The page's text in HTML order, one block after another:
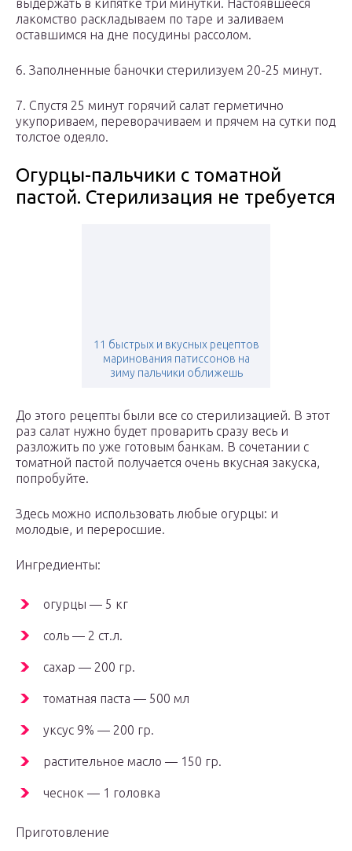
выдержать в кипятке три минутки. Настоявшееся
лакомство раскладываем по таре и заливаем
оставшимся на дне посудины рассолом.
6. Заполненные баночки стерилизуем 20-25 минут.
7. Спустя 25 минут горячий салат герметично
укупориваем, переворачиваем и прячем на сутки под
толстое одеяло.
Огурцы-пальчики с томатной
пастой. Стерилизация не требуется
11 быстрых и вкусных рецептов
маринования патиссонов на
зиму пальчики оближешь
До этого рецепты были все со стерилизацией. В этот
раз салат нужно будет проварить сразу весь и
разложить по уже готовым банкам. В сочетании с
томатной пастой получается очень вкусная закуска,
попробуйте.
Здесь можно использовать любые огурцы: и
молодые, и переросшие.
Ингредиенты:
огурцы — 5 кг
соль — 2 ст.л.
сахар — 200 гр.
томатная паста — 500 мл
уксус 9% — 200 гр.
растительное масло — 150 гр.
чеснок — 1 головка
Приготовление